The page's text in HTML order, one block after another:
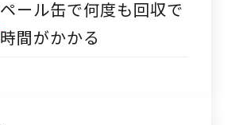
ペール缶で何度も回収で
時間がかかる